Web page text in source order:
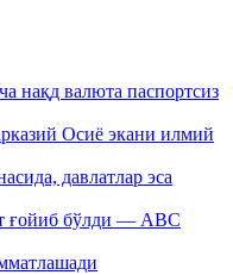
нақд валюта паспортсиз
Осиё экани илмий
давлатлар эса
ғойиб бўлди — ABC